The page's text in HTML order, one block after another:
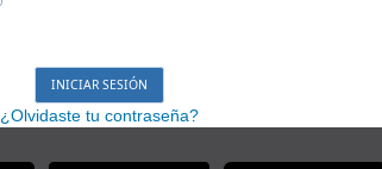
¿Olvidaste tu contraseña?